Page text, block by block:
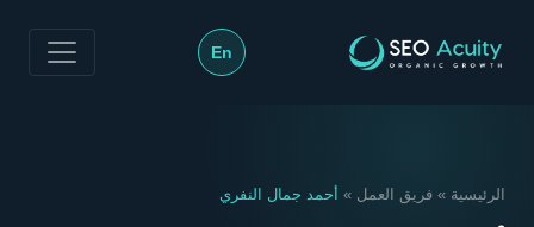
En
الرئيسية » فريق العمل » أحمد جمال النفري